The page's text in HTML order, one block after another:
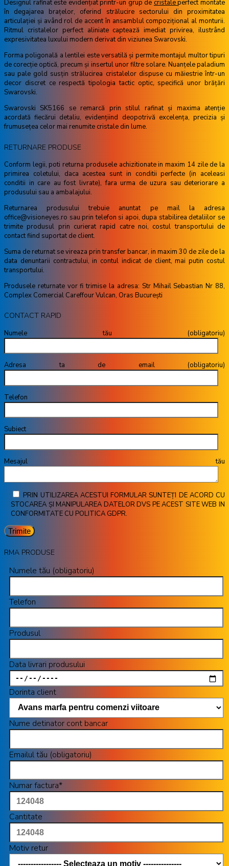
Designul rafinat este evidențiat printr-un grup de cristaleperfect montate
în degajarea brațelor, oferind strălucire sectorului din proximitatea
articulației și având rol de accent în ansamblul compozițional al monturii.
Ritmul cristalelor perfect aliniate captează imediat privirea, ilustrând
expresivitatea luxului modern derivat din viziunea Swarovski.
Forma poligonală a lentilei este versatilă și permite montajul multor tipuri
de corecție optică, precum și insertul unor filtre solare. Nuanțele paladium
sau pale gold susțin strălucirea cristalelor dispuse cu măiestrie într-un
decor discret ce respectă tipologia tactic optic, specifică unor brățări
Swarovski.
Swarovski SK5166 se remarcă prin stilul rafinat și maxima atenție
acordată fiecărui detaliu, evidențiind deopotrivă excelența, precizia și
frumusețea celor mai renumite cristale din lume.
RETURNARE PRODUSE
Conform legii, poti returna produsele achizitionate in maxim 14 zile de la
primirea coletului, daca acestea sunt in conditii perfecte (in aceleasi
conditii in care au fost livrate), fara urma de uzura sau deteriorare a
produsului sau a ambalajului.
Returnarea produsului trebuie anuntat pe mail la adresa
office@visioneyes.ro sau prin telefon si apoi, dupa stabilirea detaliilor se
trimite produsul prin curierat rapid catre noi, costul transportului de
contact fiind suportat de client.
Suma de returnat se vireaza prin transfer bancar, in maxim 30 de zile de la
data denuntarii contractului, in contul indicat de client, mai putin costul
transportului.
Produsele returnate vor fi trimise la adresa: Str Mihail Sebastian Nr 88,
Complex Comercial Careffour Vulcan, Oras București
CONTACT RAPID
Numele tău (obligatoriu)
Adresa ta de email (obligatoriu)
Telefon
Subiect
Mesajul tău
PRIN UTILIZAREA ACESTUI FORMULAR SUNTEȚI DE ACORD CU
STOCAREA ȘI MANIPULAREA DATELOR DVS PE ACEST SITE WEB IN
CONFORMITATE CU POLITICA GDPR.
RMA PRODUSE
Numele tău (obligatoriu)
Telefon
Produsul
Data livrari produsului
Dorinta client
Nume detinator cont bancar
Emailul tău (obligatoriu)
Numar factura*
Cantitate
Motiv retur